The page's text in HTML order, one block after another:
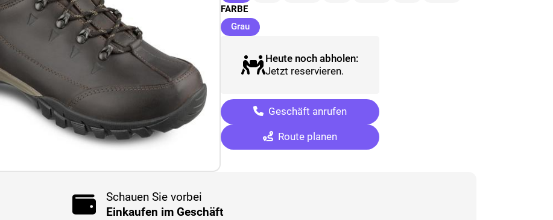
FARBE
Grau(ausgewählt)
Heute noch abholen:
Jetzt reservieren.
Geschäft anrufen
Route planen
Schauen Sie vorbei
Einkaufen im Geschäft